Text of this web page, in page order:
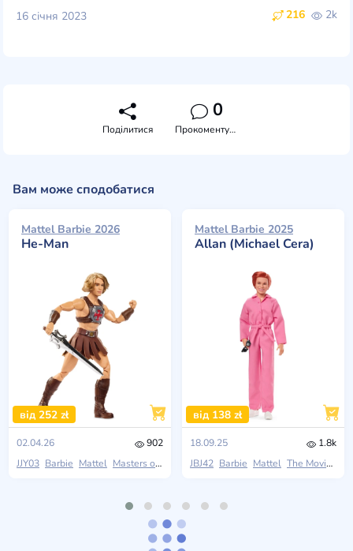
216 2k
16 січня 2023
Поділитися
0
Прокоментувати
Вам може сподобатися
Mattel Barbie 2026
He-Man
від 252 zł
02.04.26
902
JJY03 Barbie Mattel Masters of the Universe
Mattel Barbie 2025
Allan (Michael Cera)
від 138 zł
18.09.25
1.8k
JBJ42 Barbie Mattel The Movie 2023